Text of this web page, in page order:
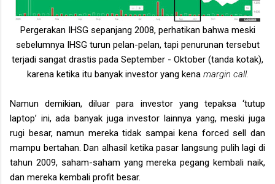
Pergerakan IHSG sepanjang 2008, perhatikan bahwa meski
sebelumnya IHSG turun pelan-pelan, tapi penurunan tersebut
terjadi sangat drastis pada September - Oktober (tanda kotak),
karena ketika itu banyak investor yang kena margin call.
Namun demikian, diluar para investor yang tepaksa ‘tutup
laptop’ ini, ada banyak juga investor lainnya yang, meski juga
rugi besar, namun mereka tidak sampai kena forced sell dan
mampu bertahan. Dan alhasil ketika pasar langsung pulih lagi di
tahun 2009, saham-saham yang mereka pegang kembali naik,
dan mereka kembali profit besar.